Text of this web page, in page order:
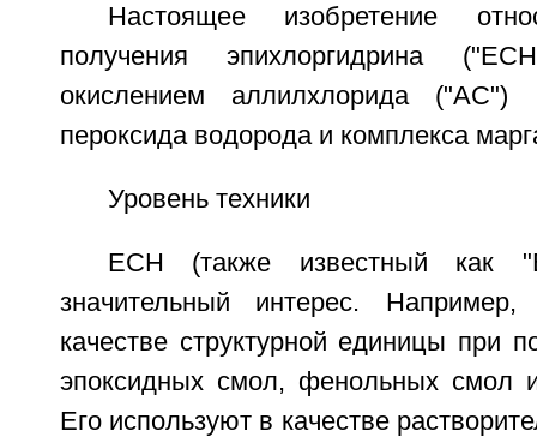
Настоящее изобретение
получения эпихлоргидрина
окислением аллилхлорида ("АС")
пероксида водорода и комплекса
Уровень техники
ЕСН (также известный как
значительный интерес.
качестве структурной единицы при
эпоксидных смол, фенольных смол
Его используют в качестве